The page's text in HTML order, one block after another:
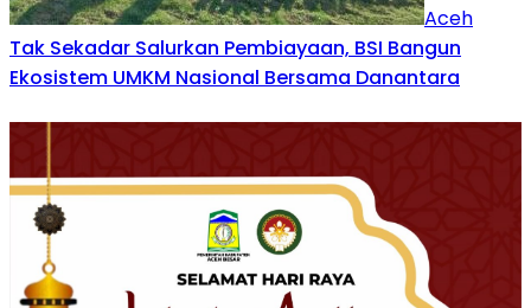
Aceh
Tak Sekadar Salurkan Pembiayaan, BSI Bangun
Ekosistem UMKM Nasional Bersama Danantara